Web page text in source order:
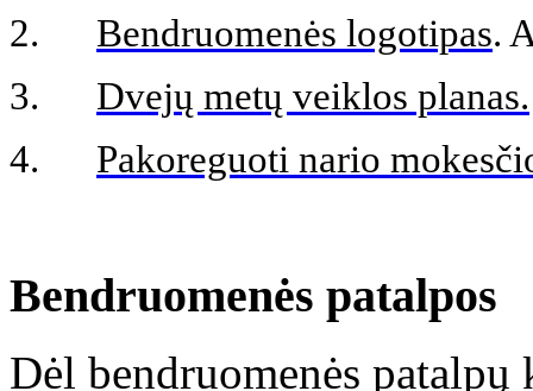
2. Bendruomenės logotipas.
3. Dvejų metų veiklos planas.
4. Pakoreguoti nario
Bendruomenės patalpos
Dėl bendruomenės